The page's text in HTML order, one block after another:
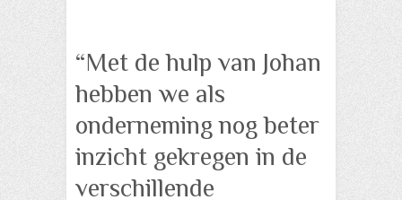
“Met de hulp van Johan
hebben we als
onderneming nog beter
inzicht gekregen in de
verschillende